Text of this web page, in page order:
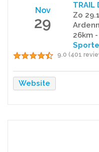
Nov
29
TRAIL
Zo
26km
9.0 (401
Website